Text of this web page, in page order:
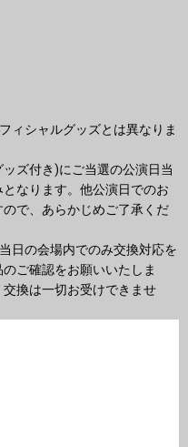
ィシャルグッズとは異なりま
ズ付き)にご当選の公演日当
なります。他公演日でのお
で、あらかじめご了承くだ
日の会場内でのみ交換対応を
ご確認をお願いいたしま
換は一切お受けできませ